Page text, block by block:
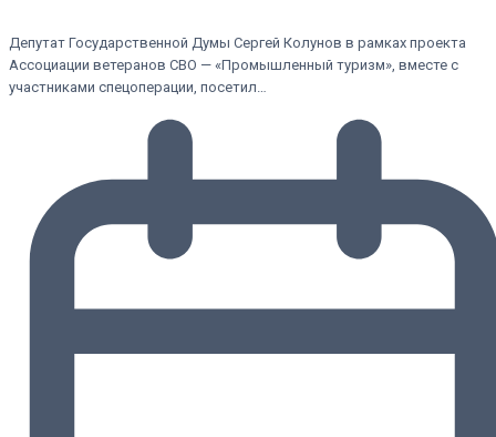
Депутат Государственной Думы Сергей Колунов в рамках проекта
Ассоциации ветеранов СВО — «Промышленный туризм», вместе с
участниками спецоперации, посетил…